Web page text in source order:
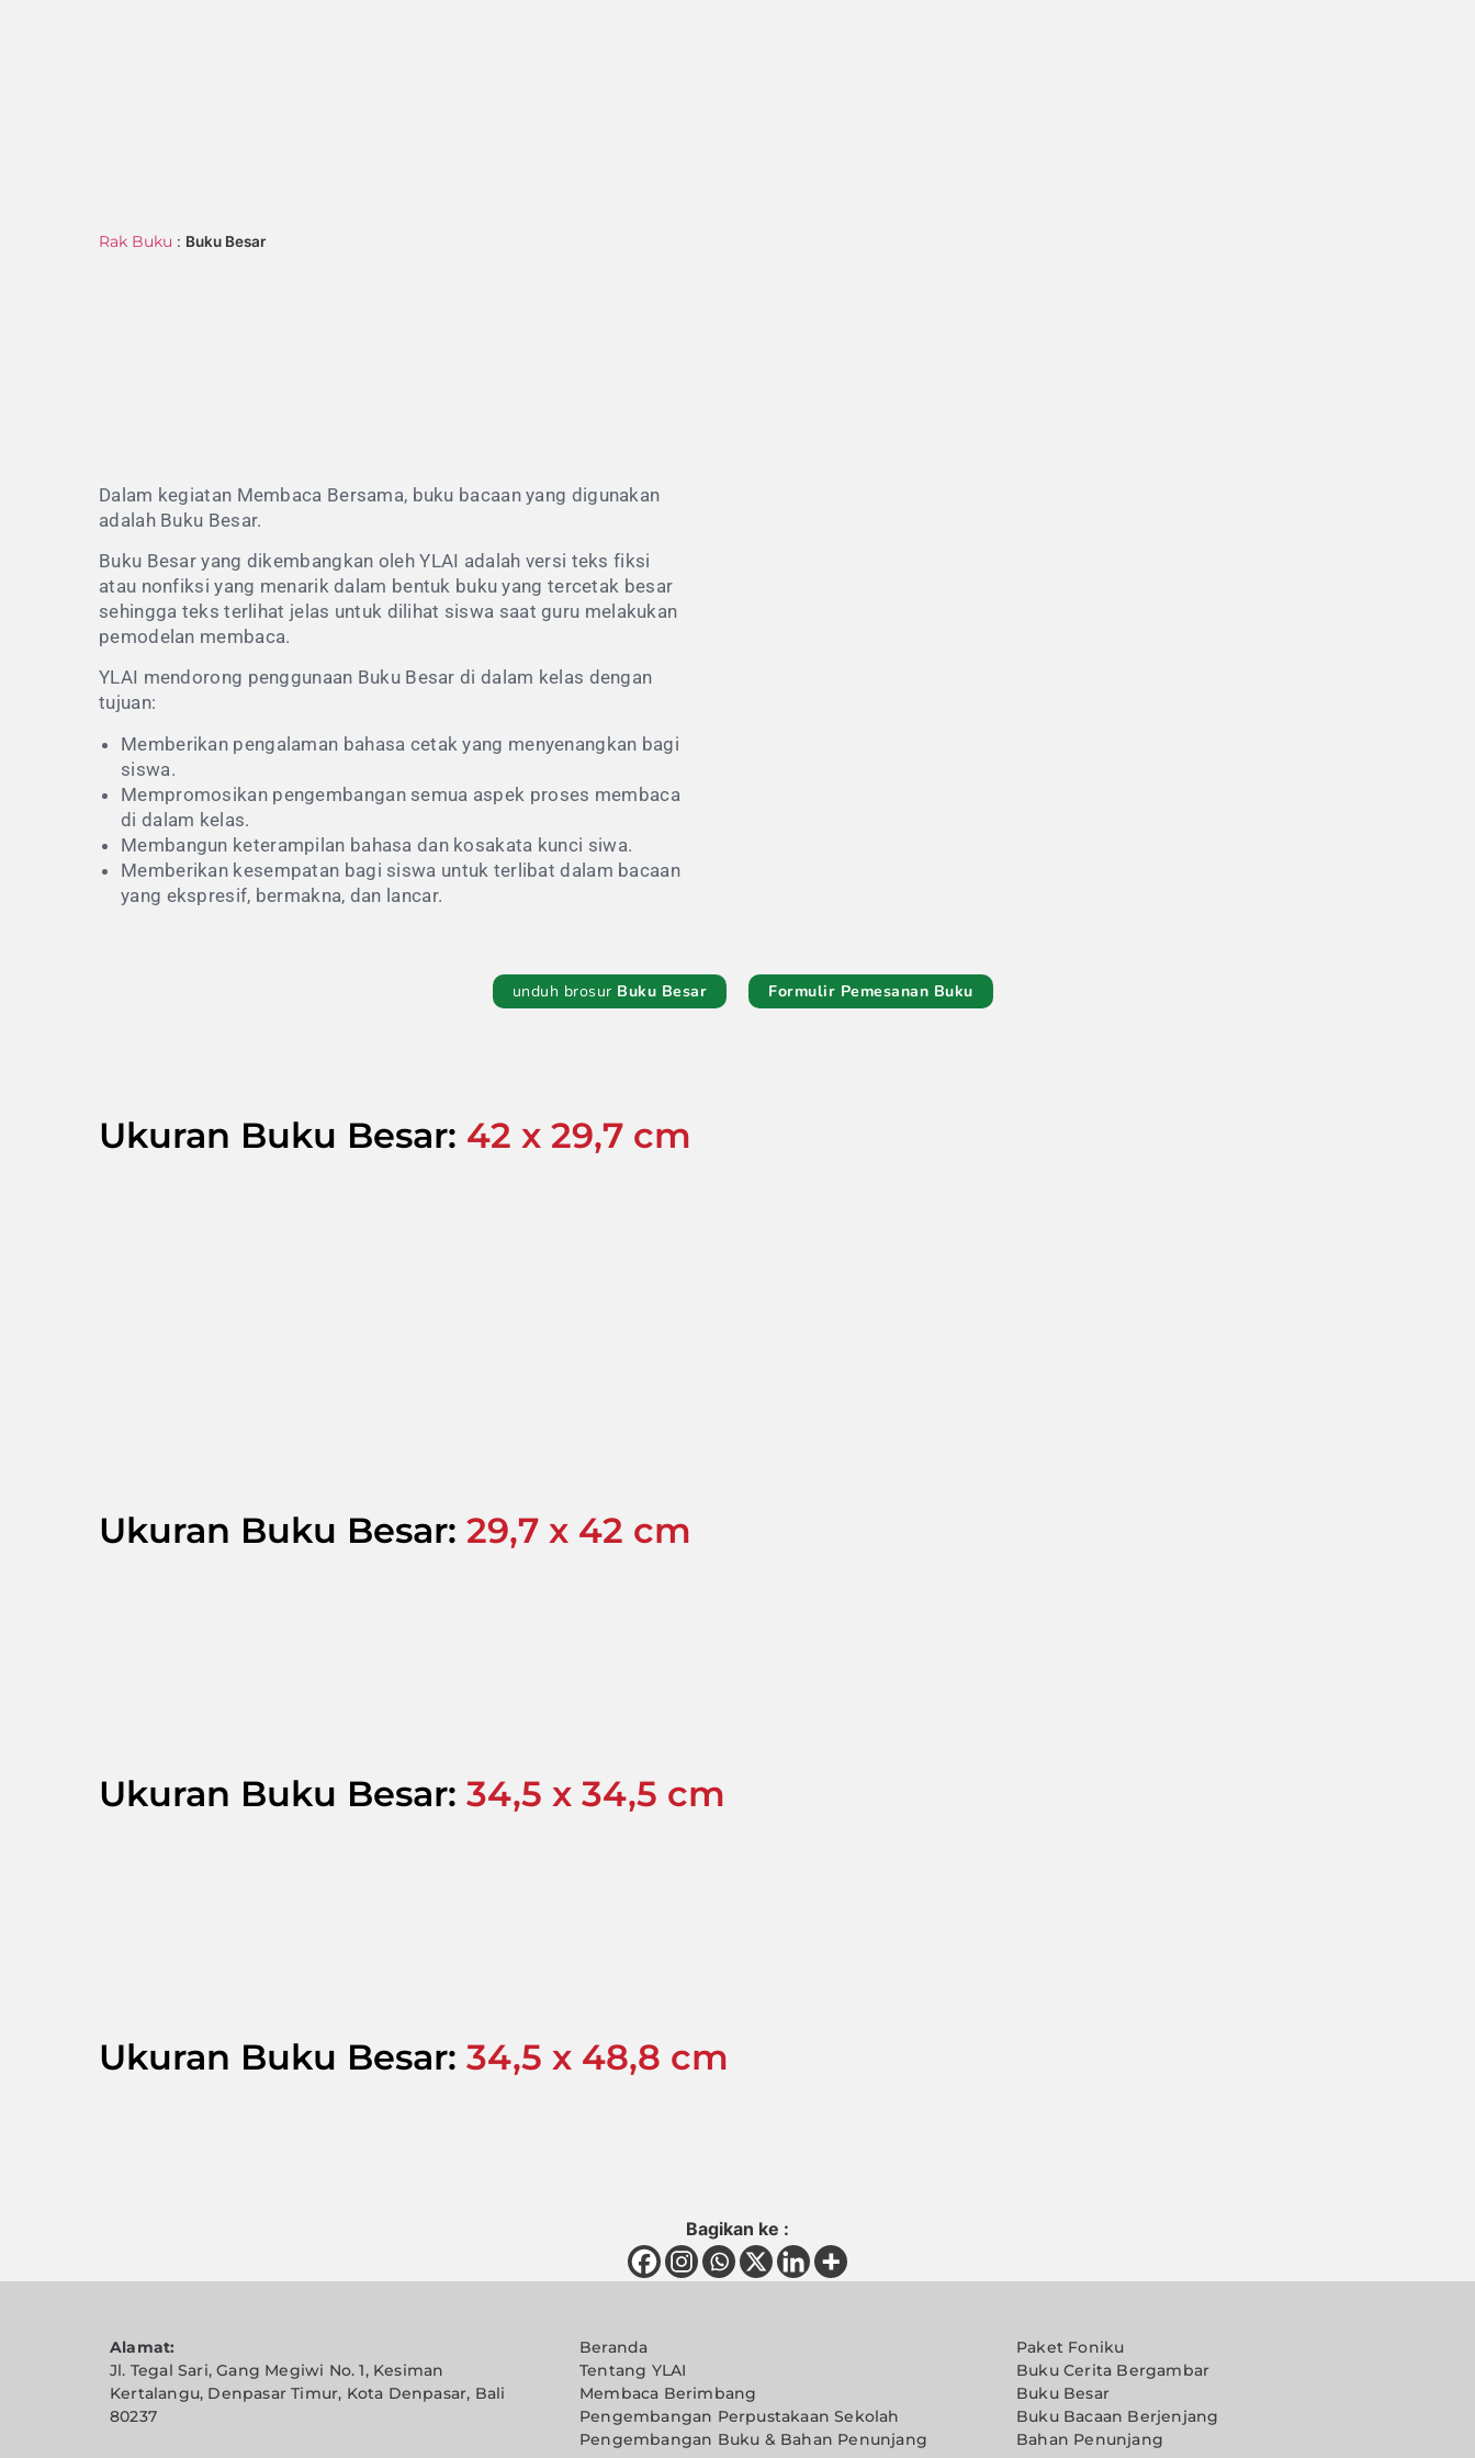
Rak Buku : Buku Besar
Dalam kegiatan Membaca Bersama, buku bacaan yang digunakan
adalah Buku Besar.
Buku Besar yang dikembangkan oleh YLAI adalah versi teks fiksi
atau nonfiksi yang menarik dalam bentuk buku yang tercetak besar
sehingga teks terlihat jelas untuk dilihat siswa saat guru melakukan
pemodelan membaca.
YLAI mendorong penggunaan Buku Besar di dalam kelas dengan
tujuan:
Memberikan pengalaman bahasa cetak yang menyenangkan bagi
siswa.
Mempromosikan pengembangan semua aspek proses membaca
di dalam kelas.
Membangun keterampilan bahasa dan kosakata kunci siwa.
Memberikan kesempatan bagi siswa untuk terlibat dalam bacaan
yang ekspresif, bermakna, dan lancar.
unduh brosur Buku Besar Formulir Pemesanan Buku
Ukuran Buku Besar: 42 x 29,7 cm
Ukuran Buku Besar: 29,7 x 42 cm
Ukuran Buku Besar: 34,5 x 34,5 cm
Ukuran Buku Besar: 34,5 x 48,8 cm
Bagikan ke :
Alamat:
Jl. Tegal Sari, Gang Megiwi No. 1, Kesiman
Kertalangu, Denpasar Timur, Kota Denpasar, Bali
80237
Beranda
Tentang YLAI
Membaca Berimbang
Pengembangan Perpustakaan Sekolah
Pengembangan Buku & Bahan Penunjang
Paket Foniku
Buku Cerita Bergambar
Buku Besar
Buku Bacaan Berjenjang
Bahan Penunjang